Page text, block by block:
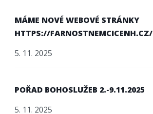
MÁME NOVÉ WEBOVÉ STRÁNKY
HTTPS://FARNOSTNEMCICENH.CZ/
5. 11. 2025
POŘAD BOHOSLUŽEB 2.-9.11.2025
5. 11. 2025